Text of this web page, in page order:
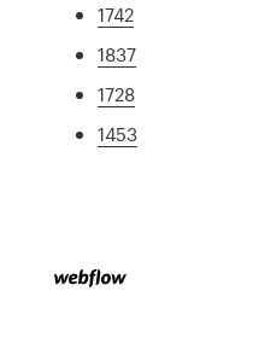
1742
1837
1728
1453